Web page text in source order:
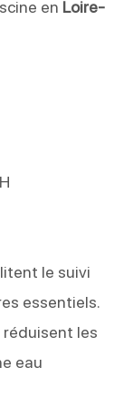
en Loire-
le suivi
essentiels.
réduisent les
eau